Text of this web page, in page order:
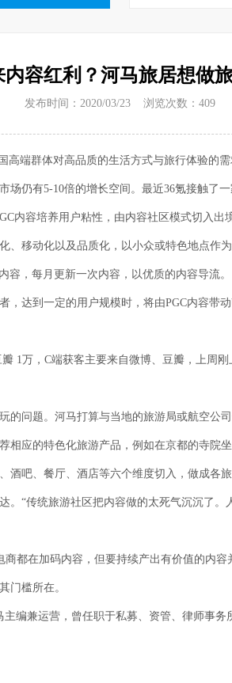
容红利？河马旅居想做
发布时间：2020/03/23 浏览次数： 409
端群体对高品质的生活方式与旅行体验的
场仍有5-10倍的增长空间。最近36氪接触了
内容培养用户粘性，由内容社区模式切入
移动化以及品质化，以小众或特色地点作
，每月更新一次内容，以优质的内容导流
达到一定的用户规模时，将由PGC内容带
1万，C端获客主要来自微博、豆瓣，上周
问题。河马打算与当地的旅游局或航空公
应的特色化旅游产品，例如在京都的寺院
吧、餐厅、酒店等六个维度切入，做成各
“传统旅游社区把内容做的太死气沉沉了
都在加码内容，但要持续产出有价值的内
门槛所在。
编兼运营，曾任职于私募、资管、律师事